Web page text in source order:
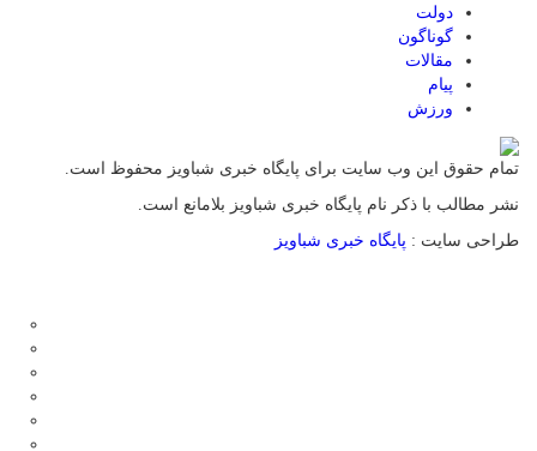
دولت
گوناگون
مقالات
پیام
ورزش
تمام حقوق این وب سایت برای پایگاه خبری شباویز محفوظ است.
نشر مطالب با ذکر نام پایگاه خبری شباویز بلامانع است.
طراحی سایت : پایگاه خبری شباویز